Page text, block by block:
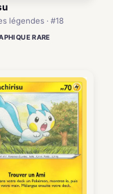
légendes · #18
RARE